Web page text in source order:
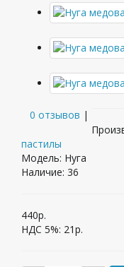
0 отзывов |
пастилы
Модель: Нуга
Наличие: 36
440р.
НДС 5%: 21р.